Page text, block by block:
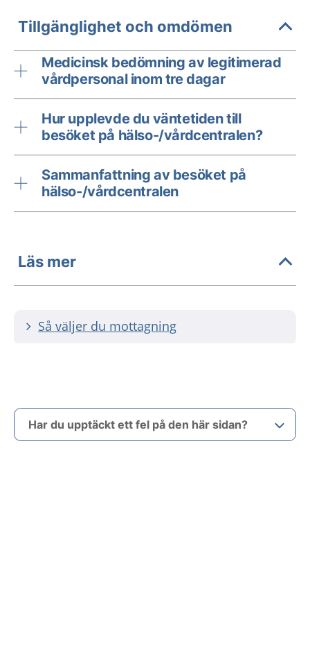
Tillgänglighet och omdömen
Medicinsk bedömning av legitimerad
vårdpersonal inom tre dagar
Hur upplevde du väntetiden till
besöket på hälso-/vårdcentralen?
Sammanfattning av besöket på
hälso-/vårdcentralen
Läs mer
Så väljer du mottagning
Har du upptäckt ett fel på den här sidan?